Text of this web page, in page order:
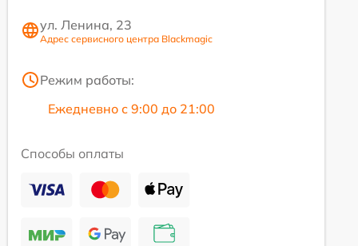
ул. Ленина, 23
Адрес сервисного центра Blackmagic
Режим работы:
Ежедневно с 9:00 до 21:00
Способы оплаты